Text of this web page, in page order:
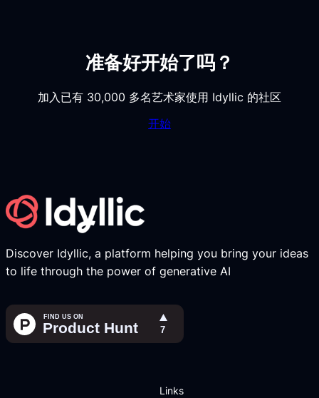
准备好开始了吗？
加入已有 30,000 多名艺术家使用 Idyllic 的社区
开始
Discover Idyllic, a platform helping you bring your ideas
to life through the power of generative AI
Links